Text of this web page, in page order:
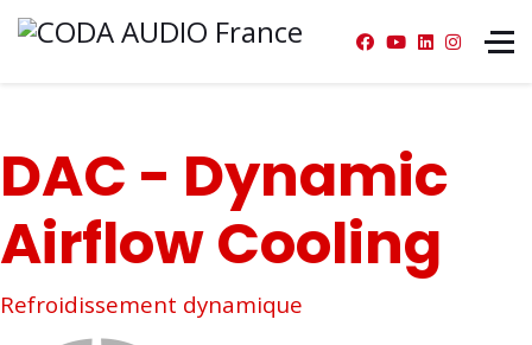
DAC - Dynamic
Airflow Cooling
Refroidissement dynamique